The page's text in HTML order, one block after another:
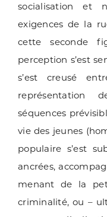
socialisation et
exigences de la
cette seconde
perception s’est
s’est creusé
représentation
séquences
vie des jeunes
populaire s’est
ancrées,
menant de la
criminalité, ou –